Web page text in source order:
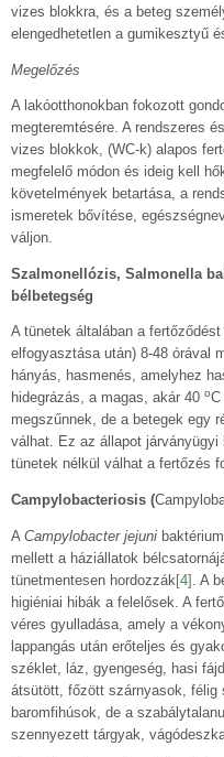
vizes blokkra, és a beteg
elengedhetetlen a gumikesztyű
Megelőzés
A lakóotthonokban fokozott
megteremtésére. A rendszeres
vizes blokkok, (WC-k) alapos
megfelelő módon és ideig kell
követelmények betartása, a
ismeretek bővítése,
váljon.
Szalmonellózis, Salmonella
bélbetegség
A tünetek általában a
elfogyasztása után) 8-48 órával
hányás, hasmenés, amelyhez
hidegrázás, a magas, akár 40 oC
megszűnnek, de a betegek egy
válhat. Ez az állapot
tünetek nélkül válhat a fertőzés
Campylobacteriosis (
A Campylobacter jejuni
mellett a háziállatok
tünetmentesen hordozzák[4] . A
higiéniai hibák a felelősek. A
véres gyulladása, amely a
lappangás után erőteljes és
széklet, láz, gyengeség, hasi
átsütött, főzött szárnyasok,
baromfihúsok, de a
szennyezett tárgyak,